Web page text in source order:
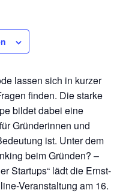
lassen sich in kurzer
finden. Die starke
bildet dabei eine
Gründerinnen und
ist. Unter dem
beim Gründen? –
Startups“ lädt die Ernst-
Veranstaltung am 16.